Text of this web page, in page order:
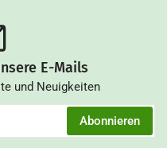
E-Mails
und Neuigkeiten
Abonnieren